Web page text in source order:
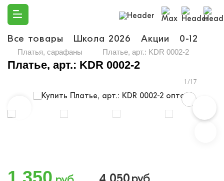
Все товары Школа 2026 Акции 0-12
Платья, сарафаны Платье, арт.: KDR 0002-2
Платье, арт.: KDR 0002-2
1/17